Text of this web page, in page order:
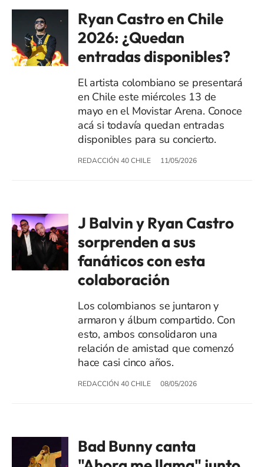
Ryan Castro en Chile
2026: ¿Quedan
entradas disponibles?
El artista colombiano se presentará
en Chile este miércoles 13 de
mayo en el Movistar Arena. Conoce
acá si todavía quedan entradas
disponibles para su concierto.
REDACCIÓN 40 CHILE 11/05/2026
J Balvin y Ryan Castro
sorprenden a sus
fanáticos con esta
colaboración
Los colombianos se juntaron y
armaron y álbum compartido. Con
esto, ambos consolidaron una
relación de amistad que comenzó
hace casi cinco años.
REDACCIÓN 40 CHILE 08/05/2026
Bad Bunny canta